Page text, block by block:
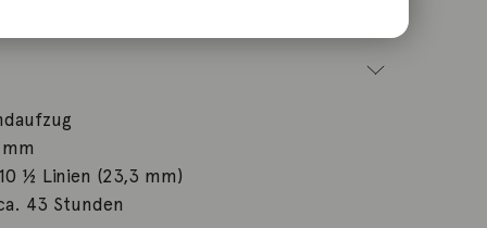
10 ½ Linien (23,3 mm)
43 Stunden